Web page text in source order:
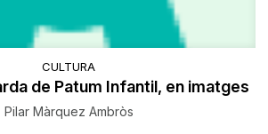
CULTURA
de Patum Infantil, en imatges
Pilar Màrquez Ambròs